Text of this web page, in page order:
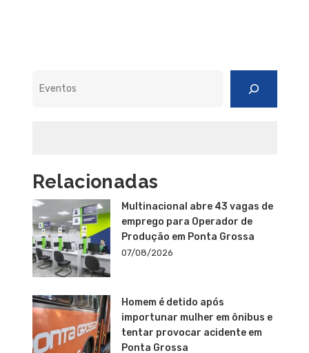
Relacionadas
Multinacional abre 43 vagas de
emprego para Operador de
Produção em Ponta Grossa
07/08/2026
Homem é detido após
importunar mulher em ônibus e
tentar provocar acidente em
Ponta Grossa